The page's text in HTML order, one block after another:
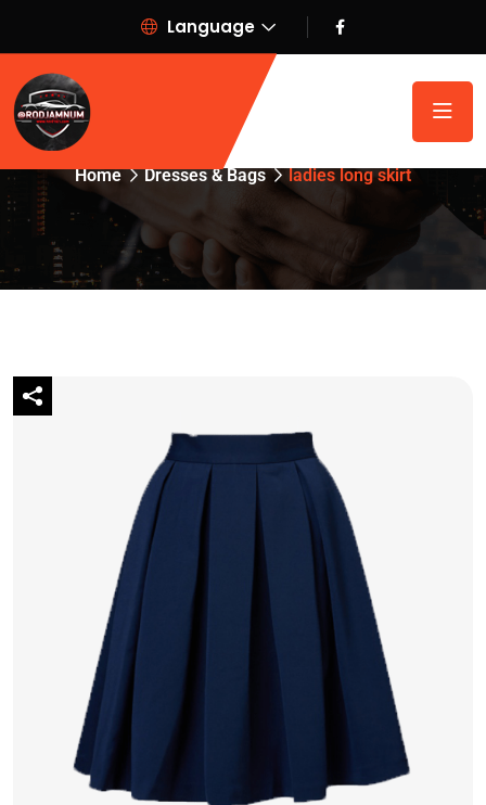
Language
ladies long skirt
Home Dresses & Bags ladies long skirt